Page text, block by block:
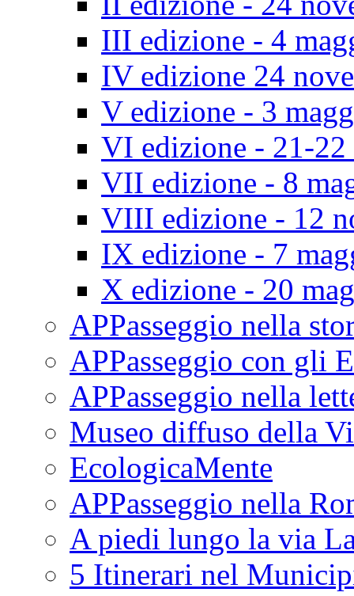
III edizione - 4
IV edizione 24
V edizione - 3
VI edizione - 21-22
VII edizione - 8
VIII edizione - 12
IX edizione - 7
X edizione - 20
APPasseggio nella
APPasseggio con gli
APPasseggio nella
Museo diffuso della
EcologicaMente
APPasseggio nella
A piedi lungo la via
5 Itinerari nel